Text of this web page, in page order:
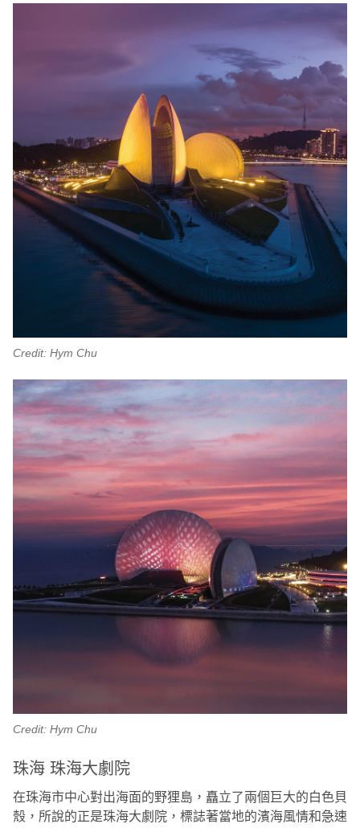
Credit: Hym Chu
Credit: Hym Chu
珠海 珠海大劇院
在珠海市中心對出海面的野狸島，矗立了兩個巨大的白色貝
殼，所說的正是珠海大劇院，標誌著當地的濱海風情和急速